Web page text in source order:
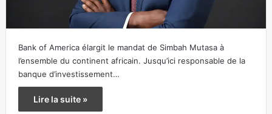
Bank of America élargit le mandat de Simbah Mutasa à
l’ensemble du continent africain. Jusqu’ici responsable de la
banque d’investissement…
Lire la suite »